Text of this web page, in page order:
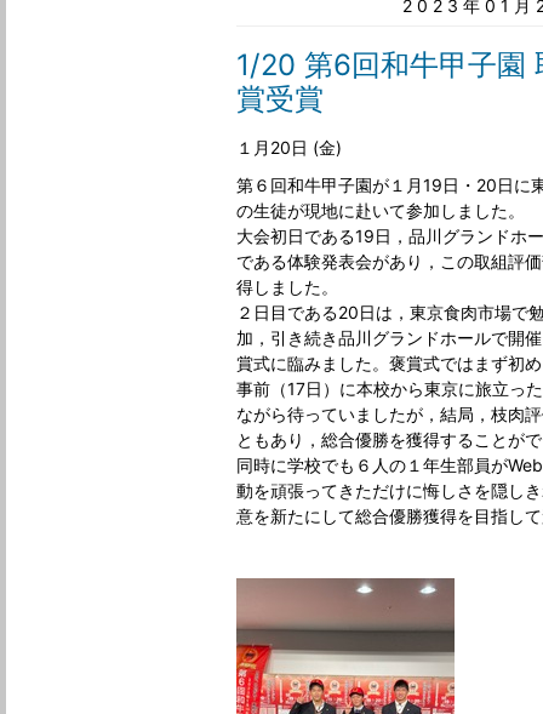
2023年01月
1/20 第6回和牛甲子園
賞受賞
１月20日 (金)
第６回和牛甲子園が１月19日・20日に
の生徒が現地に赴いて参加しました。
大会初日である19日，品川グランドホ
である体験発表会があり，この取組評
得しました。
２日目である20日は，東京食肉市場で
加，引き続き品川グランドホールで開
賞式に臨みました。褒賞式ではまず初
事前（17日）に本校から東京に旅立っ
ながら待っていましたが，結局，枝肉
ともあり，総合優勝を獲得することが
同時に学校でも６人の１年生部員が
動を頑張ってきただけに悔しさを隠し
意を新たにして総合優勝獲得を目指し